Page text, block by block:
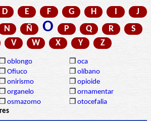
D E F G H I
J
N Ñ O P Q R
S
V W X Y Z
oblongo ❒ oca
Ofiuco ❒ olíbano
onirismo ❒ opioide
organelo ❒ ornamentar
osmazomo ❒ otocefalia